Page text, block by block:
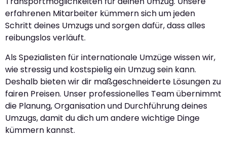
erfahrenen Mitarbeiter kümmern sich um jeden
Schritt deines Umzugs und sorgen dafür, dass alles
reibungslos verläuft.
Als Spezialisten für internationale Umzüge wissen wir,
wie stressig und kostspielig ein Umzug sein kann.
Deshalb bieten wir dir maßgeschneiderte Lösungen zu
fairen Preisen. Unser professionelles Team übernimmt
die Planung, Organisation und Durchführung deines
Umzugs, damit du dich um andere wichtige Dinge
kümmern kannst.